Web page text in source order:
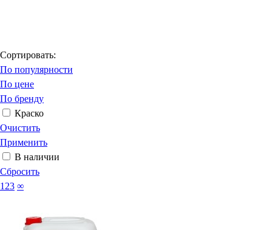
Сортировать:
По популярности
По цене
По бренду
Краско
Очистить
Применить
В наличии
Сбросить
123 ∞